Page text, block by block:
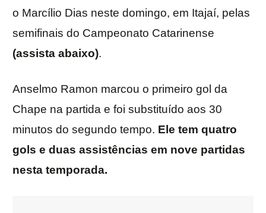
o Marcílio Dias neste domingo, em Itajaí, pelas
semifinais do Campeonato Catarinense
(assista abaixo).
Anselmo Ramon marcou o primeiro gol da
Chape na partida e foi substituído aos 30
minutos do segundo tempo. Ele tem quatro
gols e duas assistências em nove partidas
nesta temporada.